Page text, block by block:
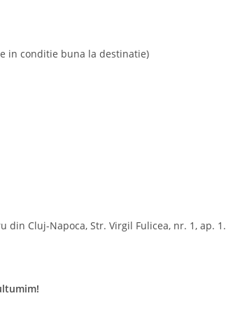
in conditie buna la destinatie)
din Cluj-Napoca, Str. Virgil Fulicea, nr. 1, ap. 1.